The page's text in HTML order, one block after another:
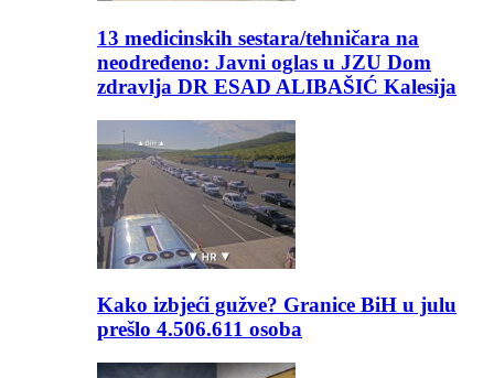
13 medicinskih sestara/tehničara na
neodređeno: Javni oglas u JZU Dom
zdravlja DR ESAD ALIBAŠIĆ Kalesija
Kako izbjeći gužve? Granice BiH u julu
prešlo 4.506.611 osoba